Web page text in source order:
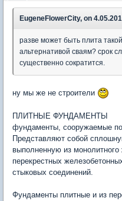
EugeneFlowerCity, on
разве может быть плита
альтернативой сваям? срок
существенно сократится.
ну мы же не строители
ПЛИТНЫЕ ФУНДАМЕНТЫ
фундаменты, сооружаемые
Представляют собой
выполненную из
перекрестных
стыковых соединений.
Фундаменты плитные и из